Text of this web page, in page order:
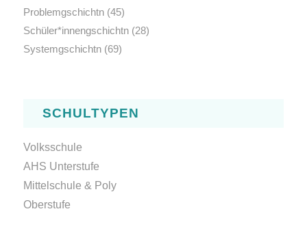
Problemgschichtn(45)
Schüler*innengschichtn(28)
Systemgschichtn(69)
SCHULTYPEN
Volksschule
AHS Unterstufe
Mittelschule & Poly
Oberstufe